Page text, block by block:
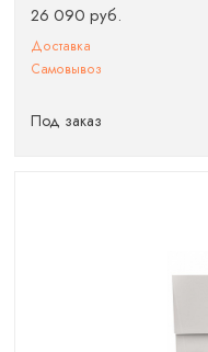
26 090 руб.
Доставка
Самовывоз
Под заказ